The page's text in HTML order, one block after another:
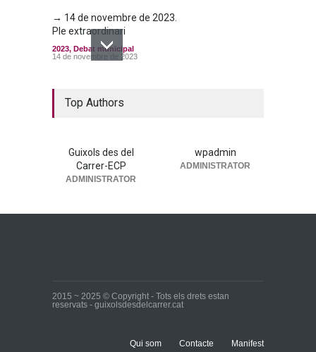
→ 14 de novembre de 2023.
Ple extraordinari
2023, Debat municipal
14 de novembre de 2023
→ 26 d’octubre de 2023. Ple
municipal
2023
Top Authors
Guixols des del
Carrer-ECP
ADMINISTRATOR
wpadmin
ADMINISTRATOR
2015 ~ 2025 © Copyright - Tots els drets estan
reservats - guixolsdesdelcarrer.cat
Qui som Contacte Manifest